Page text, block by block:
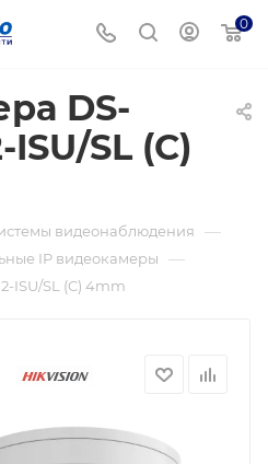
0
DS-
SL (C)
видеонаблюдения —
IP видеокамеры —
ISU/SL (C) 4mm